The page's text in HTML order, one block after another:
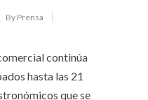
By Prensa
continúa
hasta las 21
que se